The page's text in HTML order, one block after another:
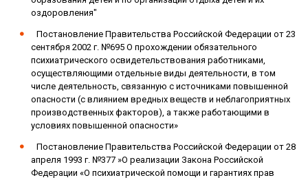
оздоровления"
Постановление Правительства Российской Федерации от 23
сентября 2002 г. №695 О прохождении обязательного
психиатрического освидетельствования работниками,
осуществляющими отдельные виды деятельности, в том
числе деятельность, связанную с источниками повышенной
опасности (с влиянием вредных веществ и неблагоприятных
производственных факторов), а также работающими в
условиях повышенной опасности»
Постановление Правительства Российской Федерации от 28
апреля 1993 г. №377 »О реализации Закона Российской
Федерации «О психиатрической помощи и гарантиях прав